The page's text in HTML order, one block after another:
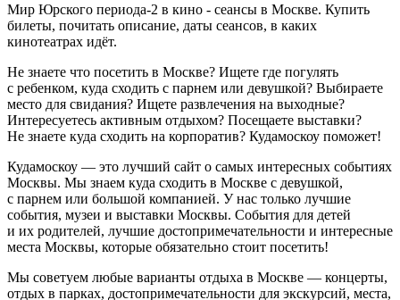
Мир Юрского периода-2 в кино - сеансы в Москве. Купить
билеты, почитать описание, даты сеансов, в каких
кинотеатрах идёт.
Не знаете что посетить в Москве? Ищете где погулять
с ребенком, куда сходить с парнем или девушкой? Выбираете
место для свидания? Ищете развлечения на выходные?
Интересуетесь активным отдыхом? Посещаете выставки?
Не знаете куда сходить на корпоратив? Кудамоскоу поможет!
Кудамоскоу — это лучший сайт о самых интересных событиях
Москвы. Мы знаем куда сходить в Москве с девушкой,
с парнем или большой компанией. У нас только лучшие
события, музеи и выставки Москвы. События для детей
и их родителей, лучшие достопримечательности и интересные
места Москвы, которые обязательно стоит посетить!
Мы советуем любые варианты отдыха в Москве — концерты,
отдых в парках, достопримечательности для экскурсий, места,